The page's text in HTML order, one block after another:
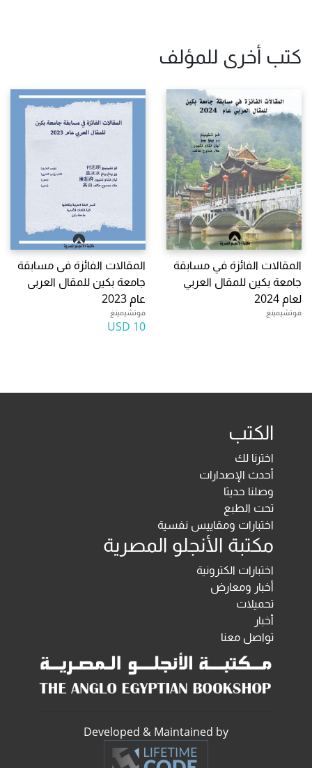
كتب أخرى للمؤلف
المقالات الفائزة في مسابقة
جامعة بكين للمقال العربي
لعام 2024
فوتشيمينغ
المقالات الفائزة فى مسابقة
جامعة بكين للمقال العربى
عام 2023
فوتشيمينغ
10 USD
الكتب
اخترنا لك
أحدث الإصدارات
وصلنا حديثا
تحت الطبع
اختبارات ومقاييس نفسية
مكتبة الأنجلو المصرية
اختبارات الكترونية
أخبار ومعارض
تحميلات
أخبار
تواصل معنا
Developed & Maintained by